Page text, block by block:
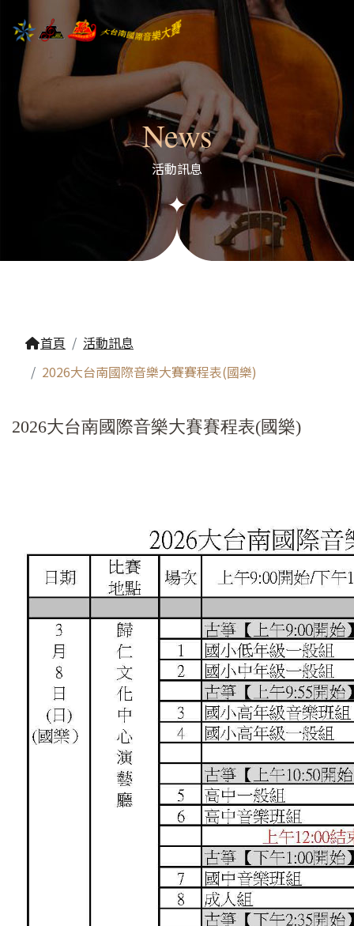
News
活動訊息
首頁
活動訊息
2026大台南國際音樂大賽賽程表(國樂)
2026大台南國際音樂大賽賽程表(國樂)